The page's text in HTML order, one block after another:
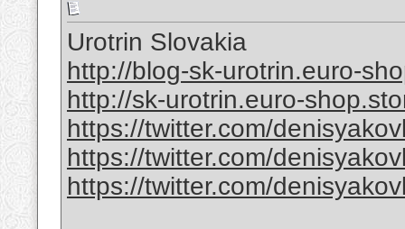
Urotrin Slovakia
http://blog-sk-urotrin.euro-
http://sk-urotrin.euro-
https://twitter.com/
https://twitter.com/
https://twitter.com/